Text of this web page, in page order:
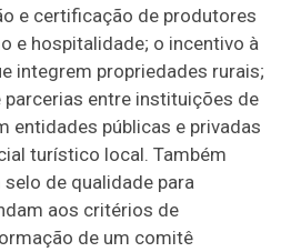
e certificação de produtores
e hospitalidade; o incentivo à
integrem propriedades rurais;
entre instituições de
entidades públicas e privadas
turístico local. Também
de qualidade para
aos critérios de
de um comitê